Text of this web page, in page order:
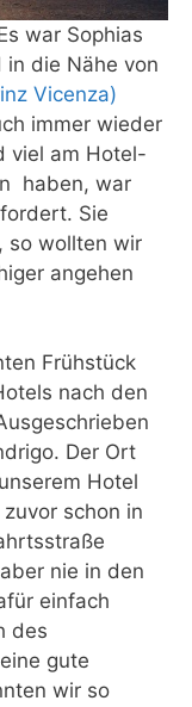
war Sophias
die Nähe von
Vicenza)
immer wieder
viel am Hotel-
haben, war
Sie
so wollten wir
angehen
Frühstück
nach den
Der Ort
Hotel
schon in
nie in den
einfach
des
gute
wir so